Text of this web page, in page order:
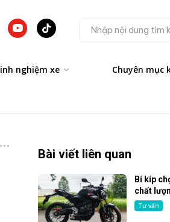
Nhập nội dung tìm
nghiệm xe Chuyên mục
Bài viết liên quan
Bí kíp
chất
Tư vấn